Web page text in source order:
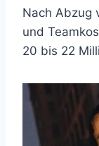
Nach Abzug
und
20 bis 22